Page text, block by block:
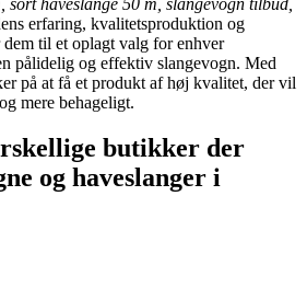
erfaring, kvalitetsproduktion og
til et oplagt valg for enhver
pålidelig og effektiv slangevogn. Med
på at få et produkt af høj kvalitet, der vil
mere behageligt.
butikker der
og haveslanger i